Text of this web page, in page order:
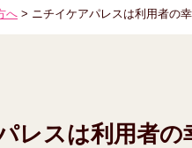
へ > ニチイケアパレスは利用者の
レスは利用者